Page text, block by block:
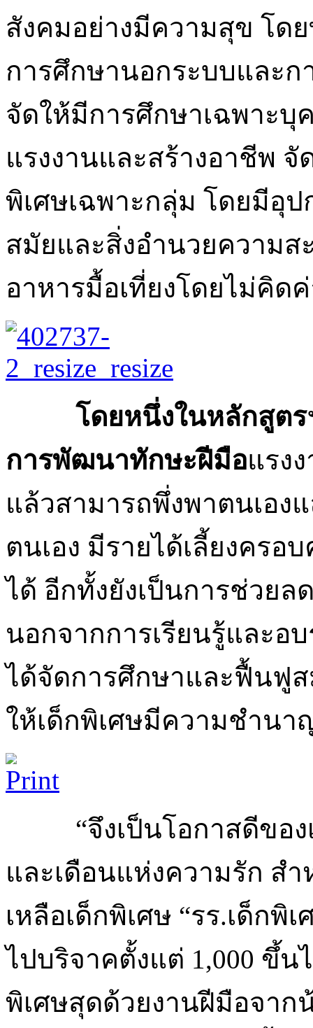
สังคมอย่างมีความสุข โด
การศึกษานอกระบบและ
จัดให้มีการศึกษาเฉพาะ
แรงงานและสร้างอาชีพ
พิเศษเฉพาะกลุ่ม โดยมีอุ
สมัยและสิ่งอำนวยความ
อาหารมื้อเที่ยงโดยไม่คิด
โดยหนึ่งในหลักสูตร
การพัฒนาทักษะฝีมือแรง
แล้วสามารถพึ่งพาตนเอง
ตนเอง มีรายได้เลี้ยงครอ
ได้ อีกทั้งยังเป็นการช่วย
นอกจากการเรียนรู้และอ
ได้จัดการศึกษาและฟื้นฟู
ให้เด็กพิเศษมีความชำนา
“จึงเป็นโอกาสดีขอ
และเดือนแห่งความรัก ส
เหลือเด็กพิเศษ “รร.เด็ก
ไปบริจาคตั้งแต่ 1,000 ขึ้น
พิเศษสุดด้วยงานฝีมือจา